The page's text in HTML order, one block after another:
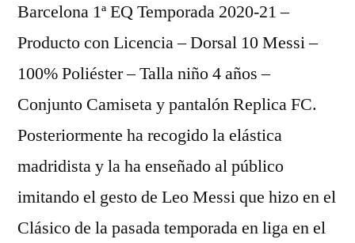
Barcelona 1ª EQ Temporada 2020-21 –
Producto con Licencia – Dorsal 10 Messi –
100% Poliéster – Talla niño 4 años –
Conjunto Camiseta y pantalón Replica FC.
Posteriormente ha recogido la elástica
madridista y la ha enseñado al público
imitando el gesto de Leo Messi que hizo en el
Clásico de la pasada temporada en liga en el